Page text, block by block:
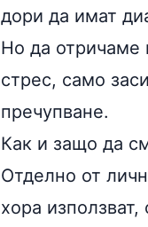
дори да имат
Но да отричаме
стрес, само
пречупване.
Как и защо да
Отделно от
хора